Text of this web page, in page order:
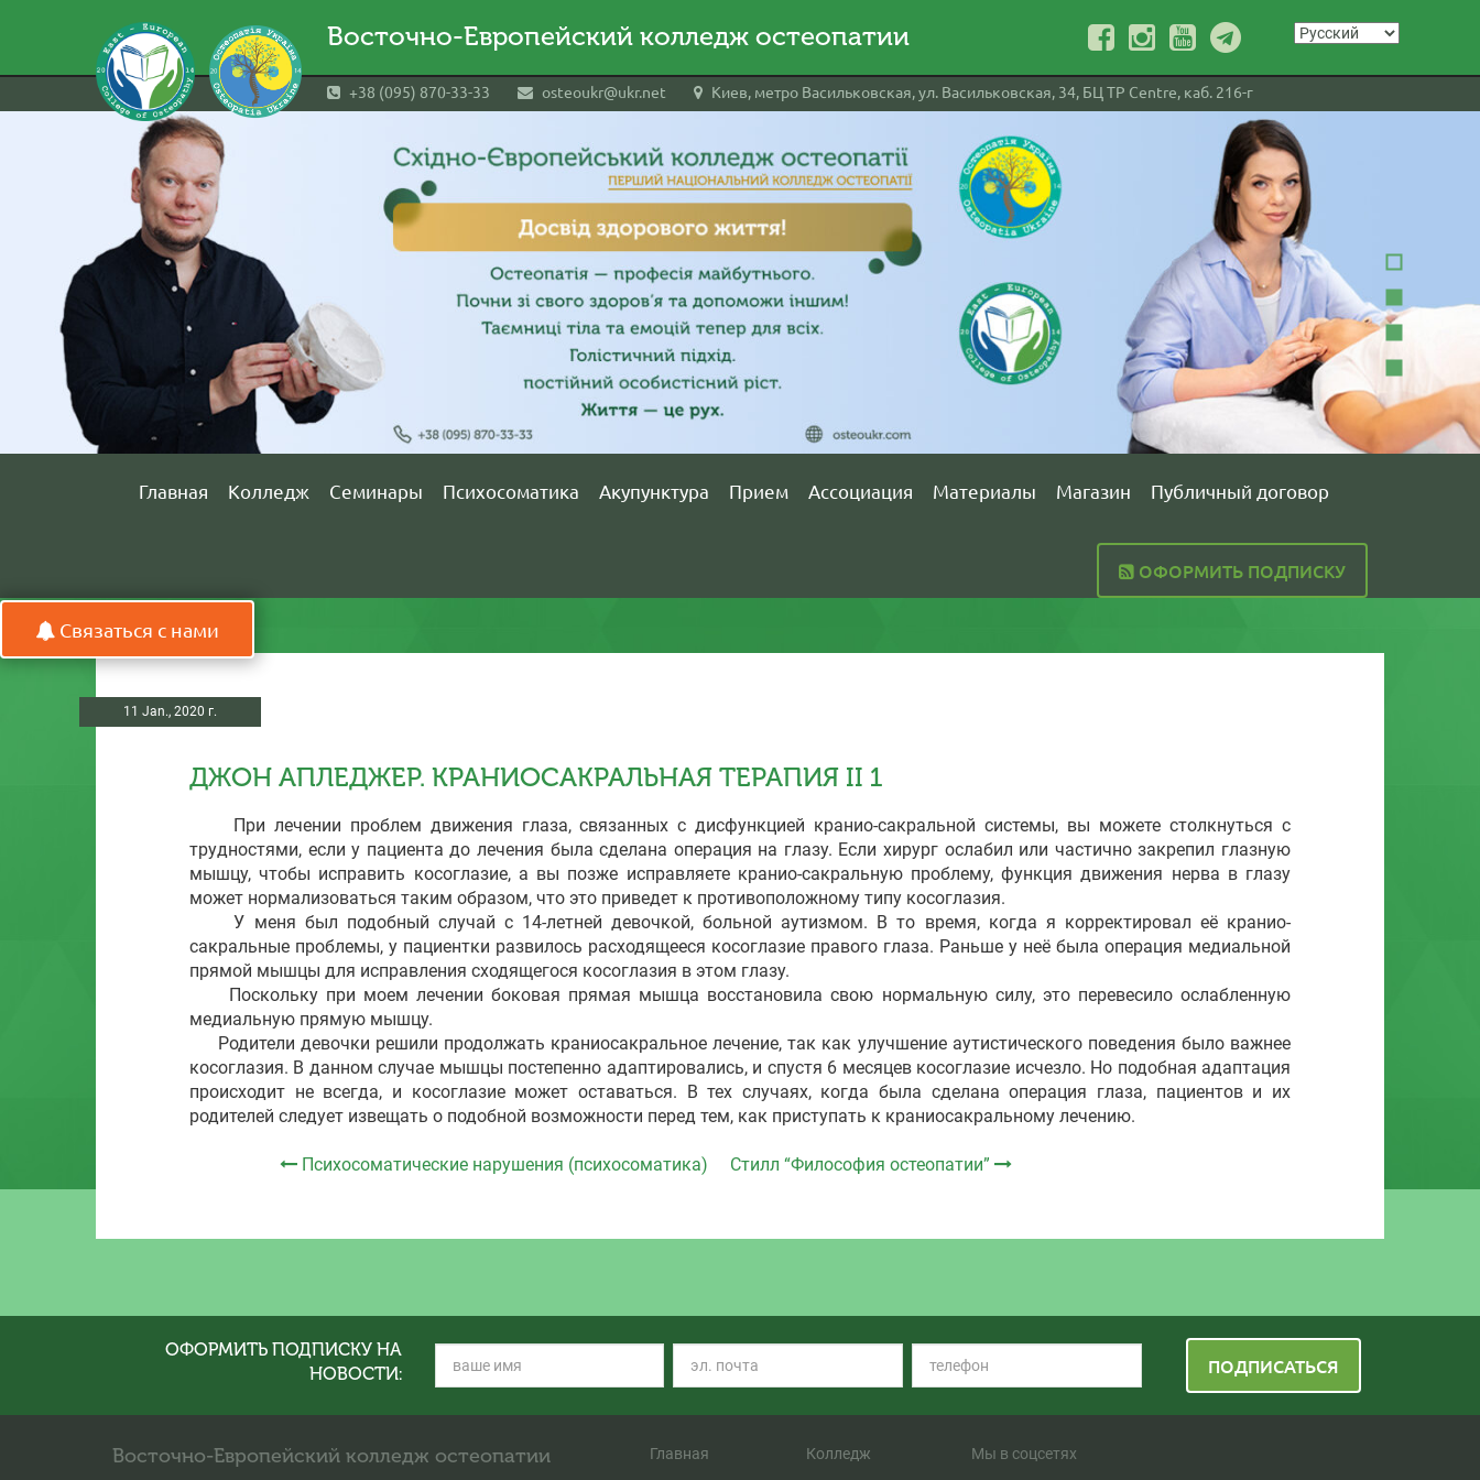
Восточно-Европейский колледж остеопатии
+38 (095) 870-33-33 osteoukr@ukr.net Киев, метро Васильковская, ул. Васильковская, 34, БЦ TP Centre, каб. 216-г
Главная Колледж Семинары Психосоматика Акупунктура Прием Ассоциация Материалы Магазин Публичный договор
ОФОРМИТЬ ПОДПИСКУ
11 Jan., 2020 г.
ДЖОН АПЛЕДЖЕР. КРАНИОСАКРАЛЬНАЯ ТЕРАПИЯ II 1
При лечении проблем движения глаза, связанных с дисфункцией кранио-сакральной системы, вы можете столкнуться с
трудностями, если у пациента до лечения была сделана операция на глазу. Если хирург ослабил или частично закрепил глазную
мышцу, чтобы исправить косоглазие, а вы позже исправляете кранио-сакральную проблему, функция движения нерва в глазу
может нормализоваться таким образом, что это приведет к противоположному типу косоглазия.
У меня был подобный случай с 14-летней девочкой, больной аутизмом. В то время, когда я корректировал её кранио-
сакральные проблемы, у пациентки развилось расходящееся косоглазие правого глаза. Раньше у неё была операция медиальной
прямой мышцы для исправления сходящегося косоглазия в этом глазу.
Поскольку при моем лечении боковая прямая мышца восстановила свою нормальную силу, это перевесило ослабленную
медиальную прямую мышцу.
Родители девочки решили продолжать краниосакральное лечение, так как улучшение аутистического поведения было важнее
косоглазия. В данном случае мышцы постепенно адаптировались, и спустя 6 месяцев косоглазие исчезло. Но подобная адаптация
происходит не всегда, и косоглазие может оставаться. В тех случаях, когда была сделана операция глаза, пациентов и их
родителей следует извещать о подобной возможности перед тем, как приступать к краниосакральному лечению.
Психосоматические нарушения (психосоматика) Стилл “Философия остеопатии”
ОФОРМИТЬ ПОДПИСКУ НА
НОВОСТИ:
ПОДПИСАТЬСЯ
Восточно-Европейский колледж остеопатии
Главная
Колледж
Мы в соцсетях
Связаться с нами